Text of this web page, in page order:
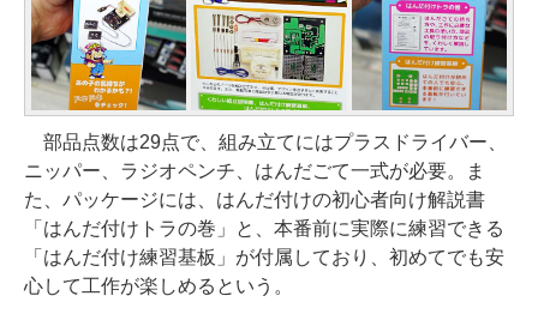
部品点数は29点で、組み立てにはプラスドライバー、
ニッパー、ラジオペンチ、はんだごて一式が必要。ま
た、パッケージには、はんだ付けの初心者向け解説書
「はんだ付けトラの巻」と、本番前に実際に練習できる
「はんだ付け練習基板」が付属しており、初めてでも安
心して工作が楽しめるという。